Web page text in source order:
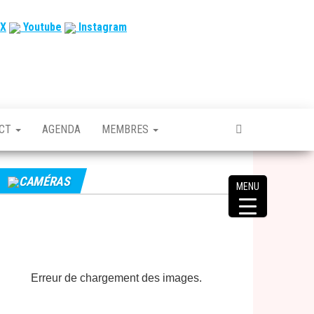
X Youtube Instagram
AGENDA MEMBRES
CAMÉRAS
Erreur de chargement des images.
MENU